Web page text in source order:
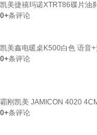
凯美捷禧玛诺XTRT86碟片油
0+条评论
凯美鑫电暖桌K500白色 语音
0+条评论
霸刚凯美 JAMICON 4020
0+条评论